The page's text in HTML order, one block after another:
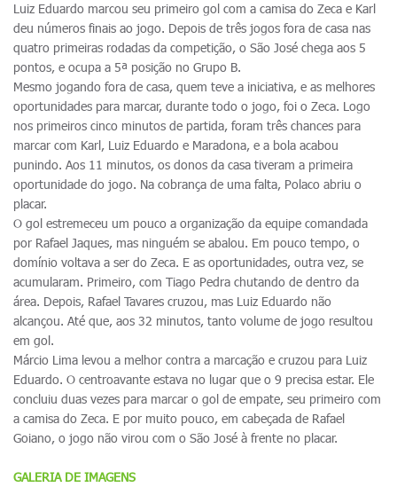
Luiz Eduardo marcou seu primeiro gol com a camisa do Zeca e Karl
deu números finais ao jogo. Depois de três jogos fora de casa nas
quatro primeiras rodadas da competição, o São José chega aos 5
pontos, e ocupa a 5ª posição no Grupo B.
Mesmo jogando fora de casa, quem teve a iniciativa, e as melhores
oportunidades para marcar, durante todo o jogo, foi o Zeca. Logo
nos primeiros cinco minutos de partida, foram três chances para
marcar com Karl, Luiz Eduardo e Maradona, e a bola acabou
punindo. Aos 11 minutos, os donos da casa tiveram a primeira
oportunidade do jogo. Na cobrança de uma falta, Polaco abriu o
placar.
O gol estremeceu um pouco a organização da equipe comandada
por Rafael Jaques, mas ninguém se abalou. Em pouco tempo, o
domínio voltava a ser do Zeca. E as oportunidades, outra vez, se
acumularam. Primeiro, com Tiago Pedra chutando de dentro da
área. Depois, Rafael Tavares cruzou, mas Luiz Eduardo não
alcançou. Até que, aos 32 minutos, tanto volume de jogo resultou
em gol.
Márcio Lima levou a melhor contra a marcação e cruzou para Luiz
Eduardo. O centroavante estava no lugar que o 9 precisa estar. Ele
concluiu duas vezes para marcar o gol de empate, seu primeiro com
a camisa do Zeca. E por muito pouco, em cabeçada de Rafael
Goiano, o jogo não virou com o São José à frente no placar.
GALERIA DE IMAGENS